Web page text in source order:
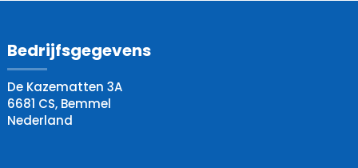
Bedrijfsgegevens
De Kazematten 3A
6681 CS, Bemmel
Nederland